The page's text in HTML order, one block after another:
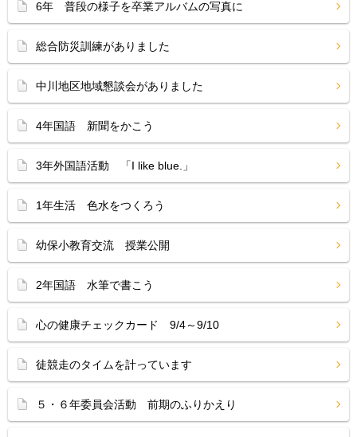
6年 普段の様子を卒業アルバムの写真に
総合防災訓練がありました
中川地区地域懇談会がありました
4年国語 新聞をかこう
3年外国語活動 「I like blue.」
1年生活 色水をつくろう
幼保小教育交流 授業公開
2年国語 水筆で書こう
心の健康チェックカード 9/4～9/10
徒競走のタイムを計っています
５・６年委員会活動 前期のふりかえり